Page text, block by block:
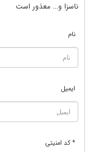
ناسزا و... معذور است
نام
ایمیل
* کد امنیتی